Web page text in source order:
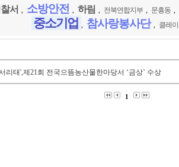
서
소방안전 하림 전북연합지부 문흥동
중소기업 참사랑봉사단 클레이
리태',제21회 전국으뜸농산물한마당서 ‘금상’ 수상
1